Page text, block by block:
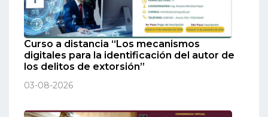
Curso a distancia “Los mecanismos
digitales para la identificación del autor de
los delitos de extorsión”
03-08-2026